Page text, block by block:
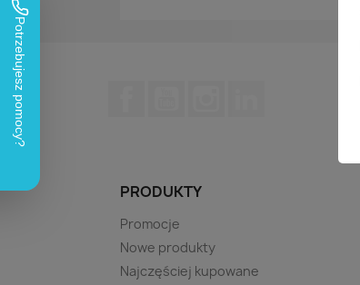
PRODUKTY
Promocje
Nowe produkty
Najczęściej kupowane